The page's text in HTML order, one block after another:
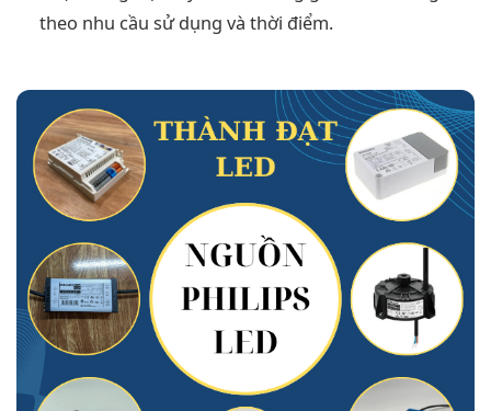
theo nhu cầu sử dụng và thời điểm.